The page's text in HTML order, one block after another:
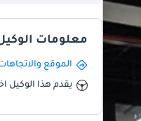
معلومات
الموقع
يقدم هذا الوكيل